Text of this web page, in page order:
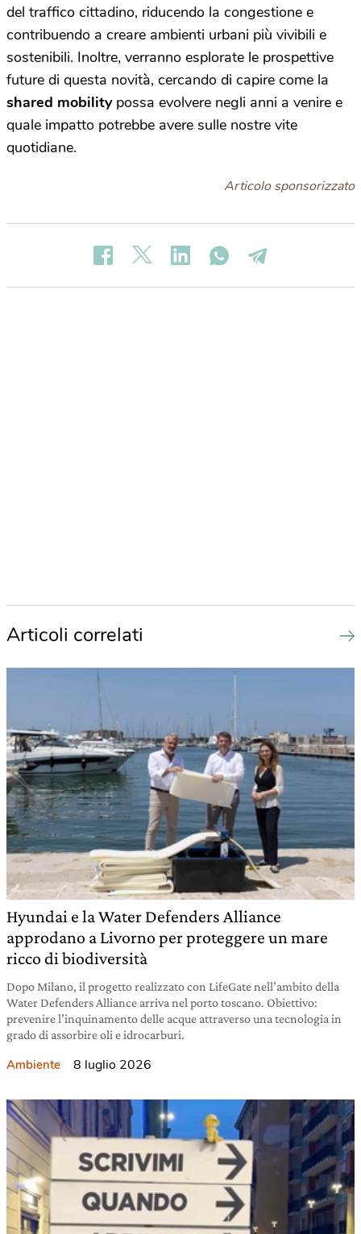
del traffico cittadino, riducendo la congestione e
contribuendo a creare ambienti urbani più vivibili e
sostenibili. Inoltre, verranno esplorate le prospettive
future di questa novità, cercando di capire come la
shared mobilitypossa evolvere negli anni a venire e
quale impatto potrebbe avere sulle nostre vite
quotidiane.
Articolo sponsorizzato
Articoli correlati
Hyundai e la Water Defenders Alliance
approdano a Livorno per proteggere un mare
ricco di biodiversità
Dopo Milano, il progetto realizzato con LifeGate nell’ambito della
Water Defenders Alliance arriva nel porto toscano. Obiettivo:
prevenire l’inquinamento delle acque attraverso una tecnologia in
grado di assorbire oli e idrocarburi.
Ambiente 8 luglio 2026